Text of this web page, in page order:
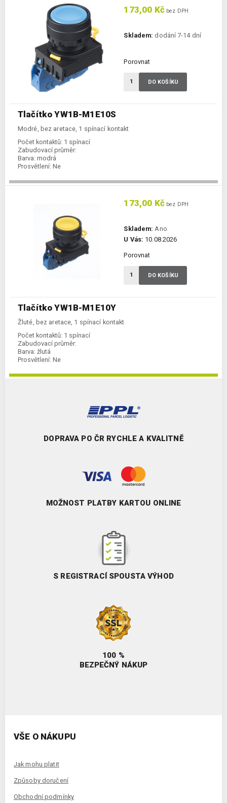
Tlačítko YW1B-M1E10S
Modré, bez aretace, 1 spínací kontakt
Počet kontaktů: 1 spínací
Zabudovací průměr:
Barva: modrá
Prosvětlení: Ne
173,00 Kč bez DPH
Skladem: dodání 7-14 dní
Porovnat
DO KOŠÍKU
Tlačítko YW1B-M1E10Y
Žluté, bez aretace, 1 spínací kontakt
Počet kontaktů: 1 spínací
Zabudovací průměr:
Barva: žlutá
Prosvětlení: Ne
173,00 Kč bez DPH
Skladem: Ano
U Vás: 10.08.2026
Porovnat
DO KOŠÍKU
DOPRAVA PO ČR RYCHLE A KVALITNĚ
MOŽNOST PLATBY KARTOU ONLINE
S REGISTRACÍ SPOUSTA VÝHOD
100 %
BEZPEČNÝ NÁKUP
VŠE O NÁKUPU
Jak mohu platit
Způsoby doručení
Obchodní podmínky